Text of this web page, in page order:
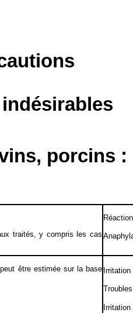
porcins :
traités, y compris les cas
être estimée sur la base